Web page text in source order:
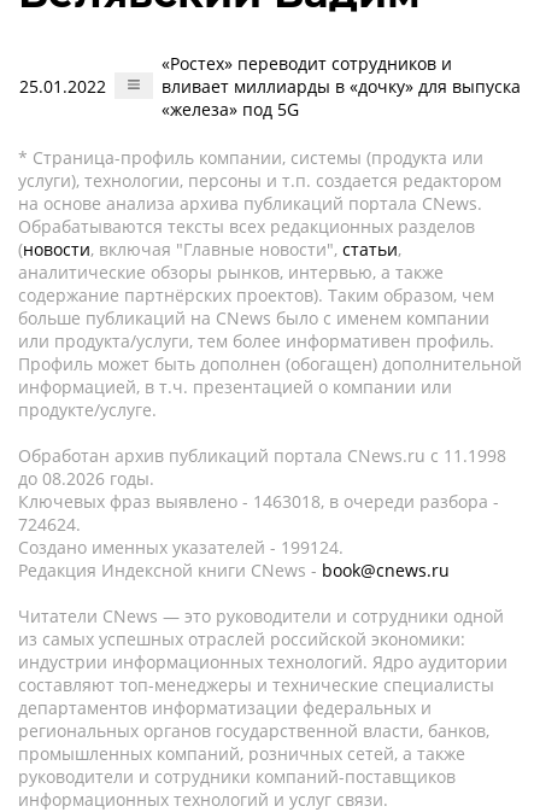
25.01.2022
«Ростех» переводит сотрудников и
вливает миллиарды в «дочку» для выпуска
«железа» под 5G
* Страница-профиль компании, системы (продукта или
услуги), технологии, персоны и т.п. создается редактором
на основе анализа архива публикаций портала CNews.
Обрабатываются тексты всех редакционных разделов
(новости, включая "Главные новости", статьи,
аналитические обзоры рынков, интервью, а также
содержание партнёрских проектов). Таким образом, чем
больше публикаций на CNews было с именем компании
или продукта/услуги, тем более информативен профиль.
Профиль может быть дополнен (обогащен) дополнительной
информацией, в т.ч. презентацией о компании или
продукте/услуге.
Обработан архив публикаций портала CNews.ru c 11.1998
до 08.2026 годы.
Ключевых фраз выявлено - 1463018, в очереди разбора -
724624.
Создано именных указателей - 199124.
Редакция Индексной книги CNews - book@cnews.ru
Читатели CNews — это руководители и сотрудники одной
из самых успешных отраслей российской экономики:
индустрии информационных технологий. Ядро аудитории
составляют топ-менеджеры и технические специалисты
департаментов информатизации федеральных и
региональных органов государственной власти, банков,
промышленных компаний, розничных сетей, а также
руководители и сотрудники компаний-поставщиков
информационных технологий и услуг связи.